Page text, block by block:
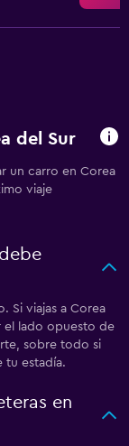
del Sur
un carro en Corea
viaje
Si viajas a Corea
el lado opuesto de
sobre todo si
tu estadía.
en